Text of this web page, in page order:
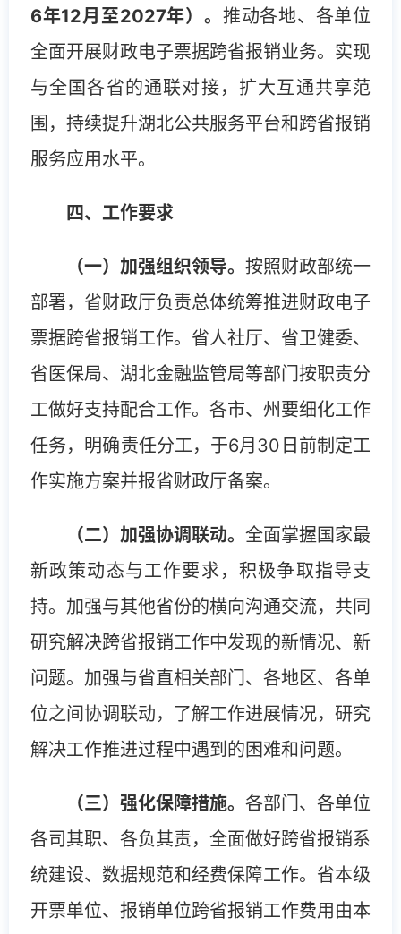
6年12月至2027年）。 推动各地、各单位
全面开展财政电子票据跨省报销业务。实现
与全国各省的通联对接，扩大互通共享范
围，持续提升湖北公共服务平台和跨省报销
服务应用水平。
四、工作要求
（一）加强组织领导。按照财政部统一
部署，省财政厅负责总体统筹推进财政电子
票据跨省报销工作。省人社厅、省卫健委、
省医保局、湖北金融监管局等部门按职责分
工做好支持配合工作。各市、州要细化工作
任务，明确责任分工，于6月30日前制定工
作实施方案并报省财政厅备案。
（二）加强协调联动。全面掌握国家最
新政策动态与工作要求，积极争取指导支
持。加强与其他省份的横向沟通交流，共同
研究解决跨省报销工作中发现的新情况、新
问题。加强与省直相关部门、各地区、各单
位之间协调联动，了解工作进展情况，研究
解决工作推进过程中遇到的困难和问题。
（三）强化保障措施。各部门、各单位
各司其职、各负其责，全面做好跨省报销系
统建设、数据规范和经费保障工作。省本级
开票单位、报销单位跨省报销工作费用由本